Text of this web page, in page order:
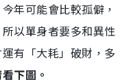
年可能會比較孤僻，
以單身者要多和異性
有「大耗」破財，多
下圖。